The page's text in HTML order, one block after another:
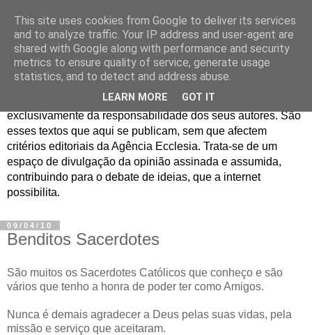
Jornal de Opinião
São muitos os textos enviados para a Agência Ecclesia com
pedido de publicação. De diferentes personalidades e
contextos sociais e eclesiais, o seu conteúdo é
exclusivamente da responsabilidade dos seus autores. São
esses textos que aqui se publicam, sem que afectem
critérios editoriais da Agência Ecclesia. Trata-se de um
espaço de divulgação da opinião assinada e assumida,
contribuindo para o debate de ideias, que a internet
possibilita.
09/04/10
Benditos Sacerdotes
São muitos os Sacerdotes Católicos que conheço e são
vários que tenho a honra de poder ter como Amigos.
Nunca é demais agradecer a Deus pelas suas vidas, pela
missão e serviço que aceitaram.
This site uses cookies from Google to deliver its services
and to analyze traffic. Your IP address and user-agent are
shared with Google along with performance and security
metrics to ensure quality of service, generate usage
statistics, and to detect and address abuse.
LEARN MORE GOT IT